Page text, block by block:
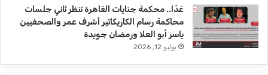
غدًا.. محكمة جنايات القاهرة تنظر ثاني جلسات
محاكمة رسام الكاريكاتير أشرف عمر والصحفيين
ياسر أبو العلا ورمضان جويدة
يوليو 12, 2026